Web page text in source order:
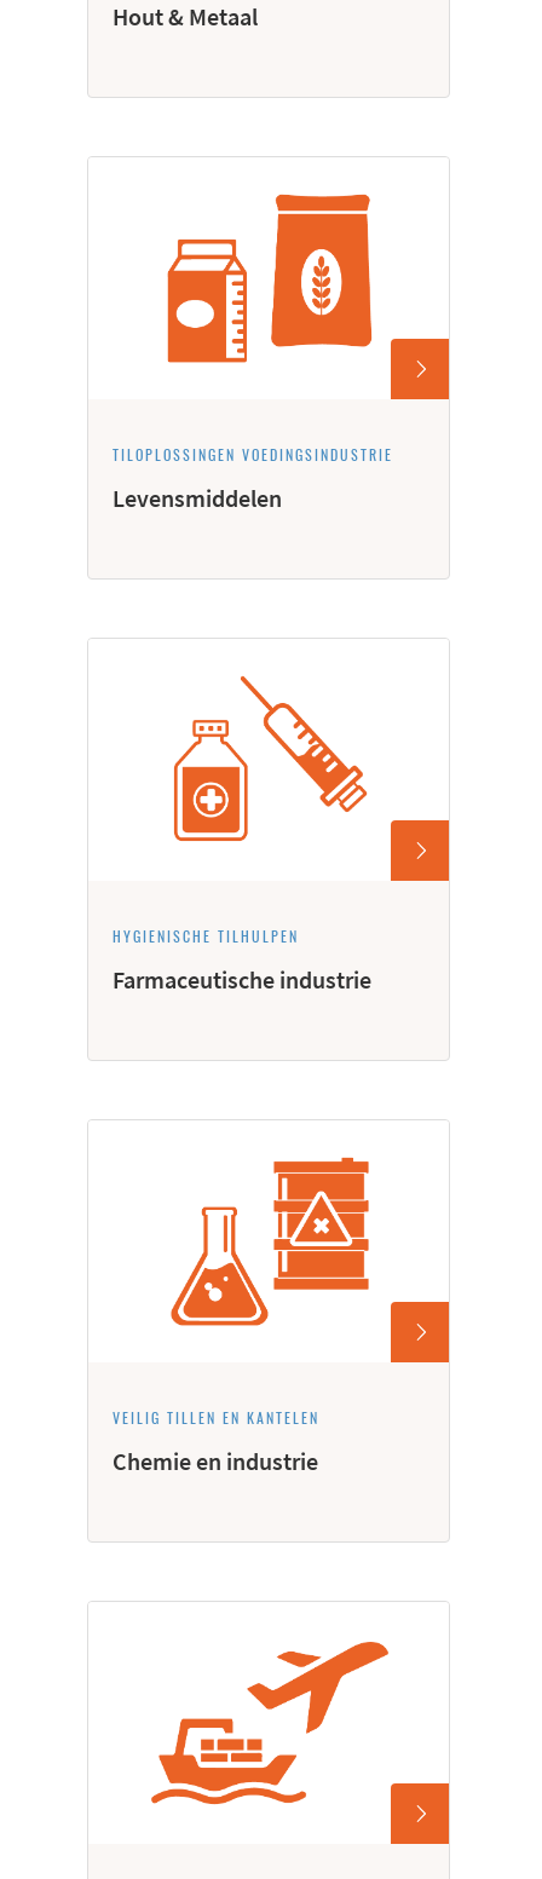
Hout & Metaal
TILOPLOSSINGEN VOEDINGSINDUSTRIE
Levensmiddelen
HYGIËNISCHE TILHULPEN
Farmaceutische industrie
VEILIG TILLEN EN KANTELEN
Chemie en industrie